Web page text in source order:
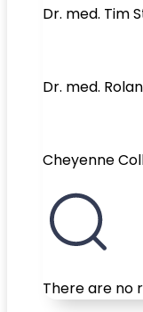
Dr. med. Tim
Dr. med.
Cheyenne
There are no